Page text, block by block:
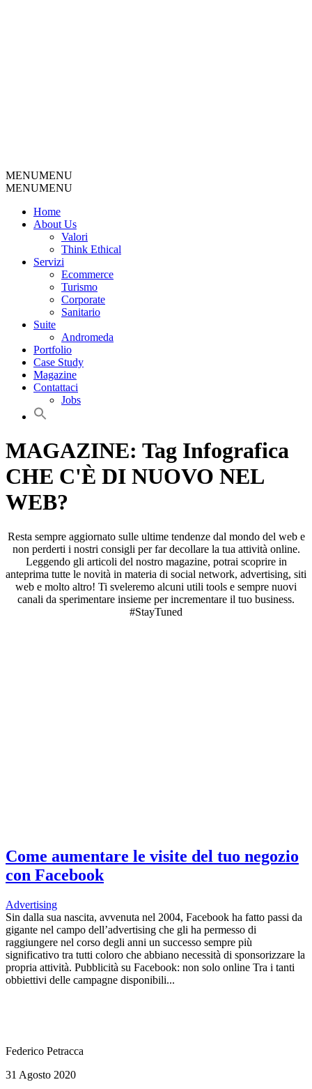
MENUMENU
MENUMENU
Home
About Us
Valori
Think Ethical
Servizi
Ecommerce
Turismo
Corporate
Sanitario
Suite
Andromeda
Portfolio
Case Study
Magazine
Contattaci
Jobs
MAGAZINE: Tag Infografica
CHE C'È DI NUOVO NEL
WEB?
Resta sempre aggiornato sulle ultime tendenze dal mondo del web e
non perderti i nostri consigli per far decollare la tua attività online.
Leggendo gli articoli del nostro magazine, potrai scoprire in
anteprima tutte le novità in materia di social network, advertising, siti
web e molto altro! Ti sveleremo alcuni utili tools e sempre nuovi
canali da sperimentare insieme per incrementare il tuo business.
#StayTuned
Come aumentare le visite del tuo negozio
con Facebook
Advertising
Sin dalla sua nascita, avvenuta nel 2004, Facebook ha fatto passi da
gigante nel campo dell’advertising che gli ha permesso di
raggiungere nel corso degli anni un successo sempre più
significativo tra tutti coloro che abbiano necessità di sponsorizzare la
propria attività. Pubblicità su Facebook: non solo online Tra i tanti
obbiettivi delle campagne disponibili...
Federico Petracca
31 Agosto 2020